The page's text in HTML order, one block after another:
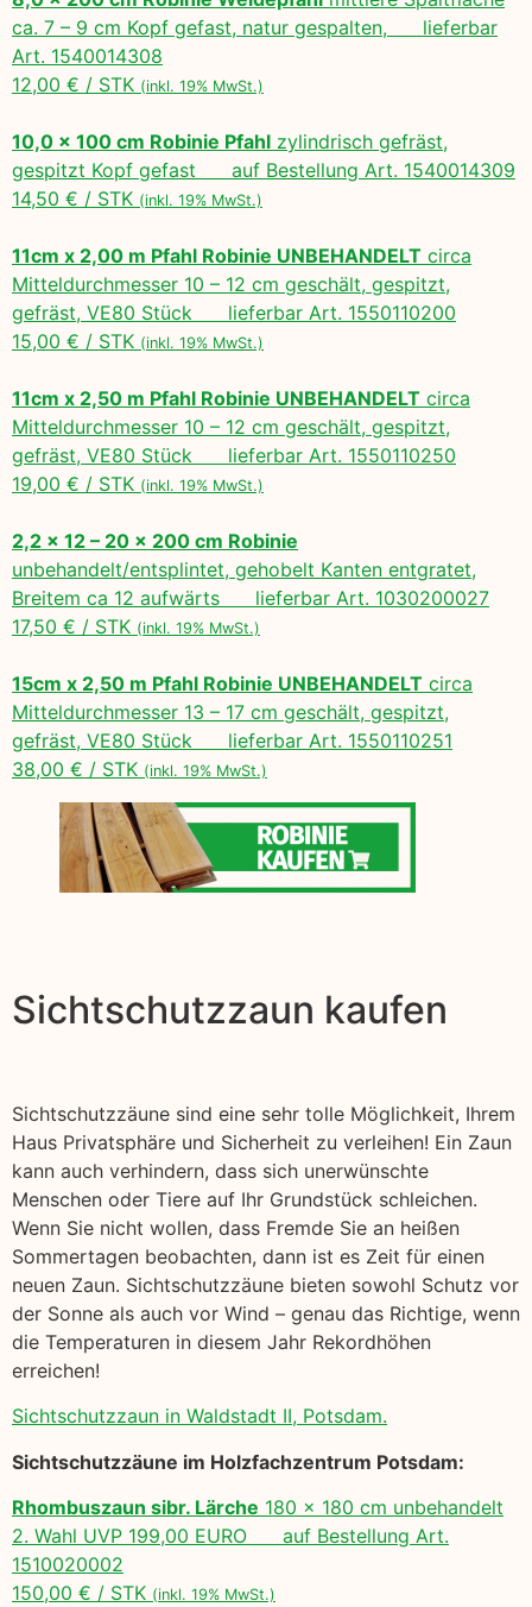
ca. 7 – 9 cm Kopf gefast, natur gespalten, lieferbar
Art. 1540014308
12,00 € / STK (inkl. 19% MwSt.)
10,0 x 100 cm Robinie Pfahl zylindrisch gefräst,
gespitzt Kopf gefast auf Bestellung Art. 1540014309
14,50 € / STK (inkl. 19% MwSt.)
11cm x 2,00 m Pfahl Robinie UNBEHANDELT circa
Mitteldurchmesser 10 – 12 cm geschält, gespitzt,
gefräst, VE80 Stück lieferbar Art. 1550110200
15,00 € / STK (inkl. 19% MwSt.)
11cm x 2,50 m Pfahl Robinie UNBEHANDELT circa
Mitteldurchmesser 10 – 12 cm geschält, gespitzt,
gefräst, VE80 Stück lieferbar Art. 1550110250
19,00 € / STK (inkl. 19% MwSt.)
2,2 x 12 – 20 x 200 cm Robinie
unbehandelt/entsplintet, gehobelt Kanten entgratet,
Breitem ca 12 aufwärts lieferbar Art. 1030200027
17,50 € / STK (inkl. 19% MwSt.)
15cm x 2,50 m Pfahl Robinie UNBEHANDELT circa
Mitteldurchmesser 13 – 17 cm geschält, gespitzt,
gefräst, VE80 Stück lieferbar Art. 1550110251
38,00 € / STK (inkl. 19% MwSt.)
Sichtschutzzaun kaufen
Sichtschutzzäune sind eine sehr tolle Möglichkeit, Ihrem
Haus Privatsphäre und Sicherheit zu verleihen! Ein Zaun
kann auch verhindern, dass sich unerwünschte
Menschen oder Tiere auf Ihr Grundstück schleichen.
Wenn Sie nicht wollen, dass Fremde Sie an heißen
Sommertagen beobachten, dann ist es Zeit für einen
neuen Zaun. Sichtschutzzäune bieten sowohl Schutz vor
der Sonne als auch vor Wind – genau das Richtige, wenn
die Temperaturen in diesem Jahr Rekordhöhen
erreichen!
Sichtschutzzaun in Waldstadt II, Potsdam.
Sichtschutzzäune im Holzfachzentrum Potsdam:
Rhombuszaun sibr. Lärche 180 x 180 cm unbehandelt
2. Wahl UVP 199,00 EURO auf Bestellung Art.
1510020002
150,00 € / STK (inkl. 19% MwSt.)